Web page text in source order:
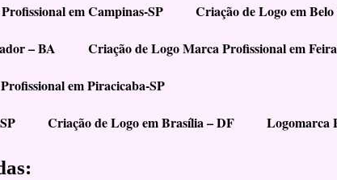
em Campinas-SP
Criação de Logo em
– BA
Criação de Logo Marca Profissional em
em Piracicaba-SP
Criação de Logo em Brasília – DF Logomarca